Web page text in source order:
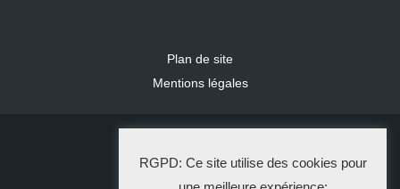
Plan de site
Mentions légales
La Solution Immo
RGPD: Ce site utilise des cookies pour